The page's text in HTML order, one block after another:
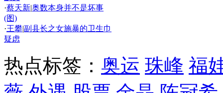
·蔡天新|奥数本身并不是坏事
(图)
·王攀|副县长之女施暴的卫生巾
疑虑
热点标签： 奥运 珠峰 福